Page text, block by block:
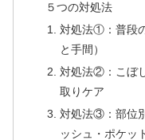
５つの対処法
対処法①：普段
と手間）
対処法②：こぼ
取りケア
対処法③：部位
ッシュ・ポケッ